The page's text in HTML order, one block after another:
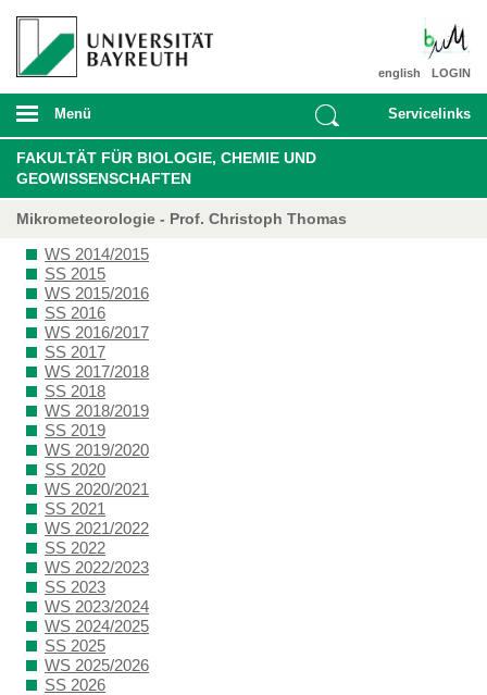
LOGIN
english
Menü Servicelinks
FAKULTÄT FÜR BIOLOGIE, CHEMIE UND
GEOWISSENSCHAFTEN
Mikrometeorologie - Prof. Christoph Thomas
WS 2014/2015
SS 2015
WS 2015/2016
SS 2016
WS 2016/2017
SS 2017
WS 2017/2018
SS 2018
WS 2018/2019
SS 2019
WS 2019/2020
SS 2020
WS 2020/2021
SS 2021
WS 2021/2022
SS 2022
WS 2022/2023
SS 2023
WS 2023/2024
WS 2024/2025
SS 2025
WS 2025/2026
SS 2026